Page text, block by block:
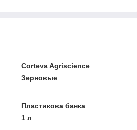
Corteva Agriscience
Зерновые
Пластикова банка
1 л